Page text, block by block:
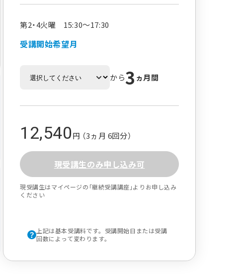
第2・4火曜 15:30～17:30
受講開始希望月
から3 ヵ月間
12,540円 （3ヵ月 6回分）
現受講生のみ申し込み可
現受講生はマイページの｢継続受講講座｣よりお申し込み
ください
上記は基本受講料です。受講開始日または受講
回数によって変わります。